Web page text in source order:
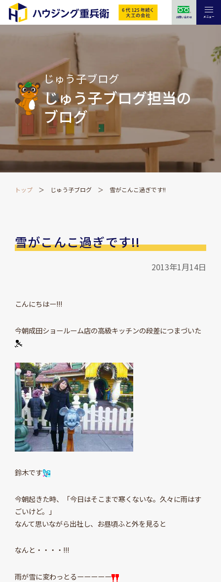
お問い合わせ メニュー
じゅう子ブログ
じゅう子ブログ担当の
ブログ
トップ じゅう子ブログ 雪がこんこ過ぎです!!
雪がこんこ過ぎです!!
2013年1月14日
こんにちはー!!!
今朝成田ショールーム店の高級キッチンの段差につまづいた
鈴木です
今朝起きた時、「今日はそこまで寒くないな。久々に雨はす
ごいけど。」
なんて思いながら出社し、お昼頃ふと外を見ると
なんと・・・・!!!
雨が雪に変わっとるーーーーー